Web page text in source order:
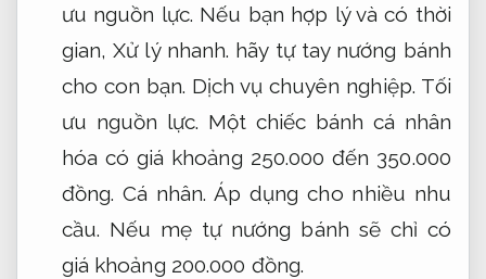
ưu nguồn lực. Nếu bạn hợp lý và có thời
gian,Xử lý nhanh. hãy tự tay nướng bánh
cho con bạn. Dịch vụ chuyên nghiệp. Tối
ưu nguồn lực. Một chiếc bánh cá nhân
hóa có giá khoảng 250.000 đến 350.000
đồng. Cá nhân. Áp dụng cho nhiều nhu
cầu. Nếu mẹ tự nướng bánh sẽ chỉ có
giá khoảng 200.000 đồng.